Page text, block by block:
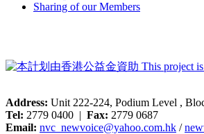
Sharing of our Members
Address: Unit 222-224, Podium Level ,
Tel: 2779 0400 | Fax: 2779 0687
Email: nvc_newvoice@yahoo.com.hk /